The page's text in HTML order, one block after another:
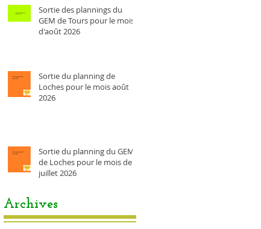
Sortie des plannings du
GEM de Tours pour le mois
d'août 2026
Sortie du planning de
Loches pour le mois août
2026
Sortie du planning du GEM
de Loches pour le mois de
juillet 2026
Archives